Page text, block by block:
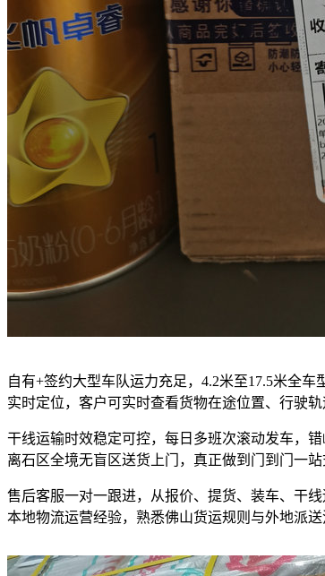
自有+签约大型车队运力充足，4.2米至17.5米全
实时定位，客户可实时查看货物在途位置、行驶
干线运输时效稳定可控，每日多班次滚动发车，
离石区全境无盲区送货上门，真正做到门到门一站
售后客服一对一跟进，从报价、提货、装车、干
本地物流运营经验，熟悉佛山货运规则与外地派送